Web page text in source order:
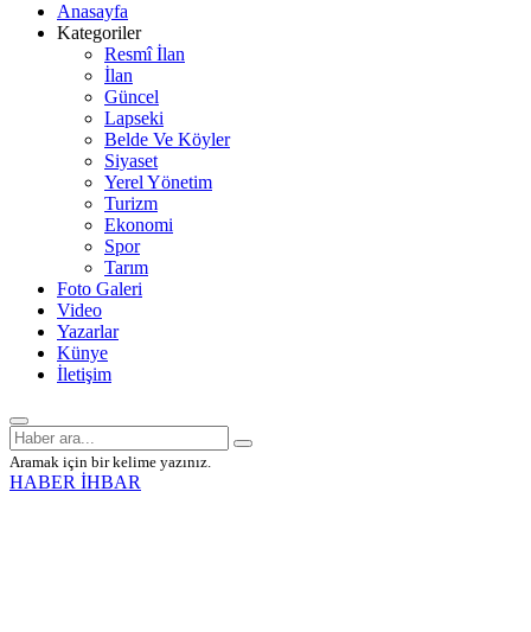
Anasayfa
Kategoriler
Resmî İlan
İlan
Güncel
Lapseki
Belde Ve Köyler
Siyaset
Yerel Yönetim
Turizm
Ekonomi
Spor
Tarım
Foto Galeri
Video
Yazarlar
Künye
İletişim
Aramak için bir kelime yazınız.
HABER İHBAR